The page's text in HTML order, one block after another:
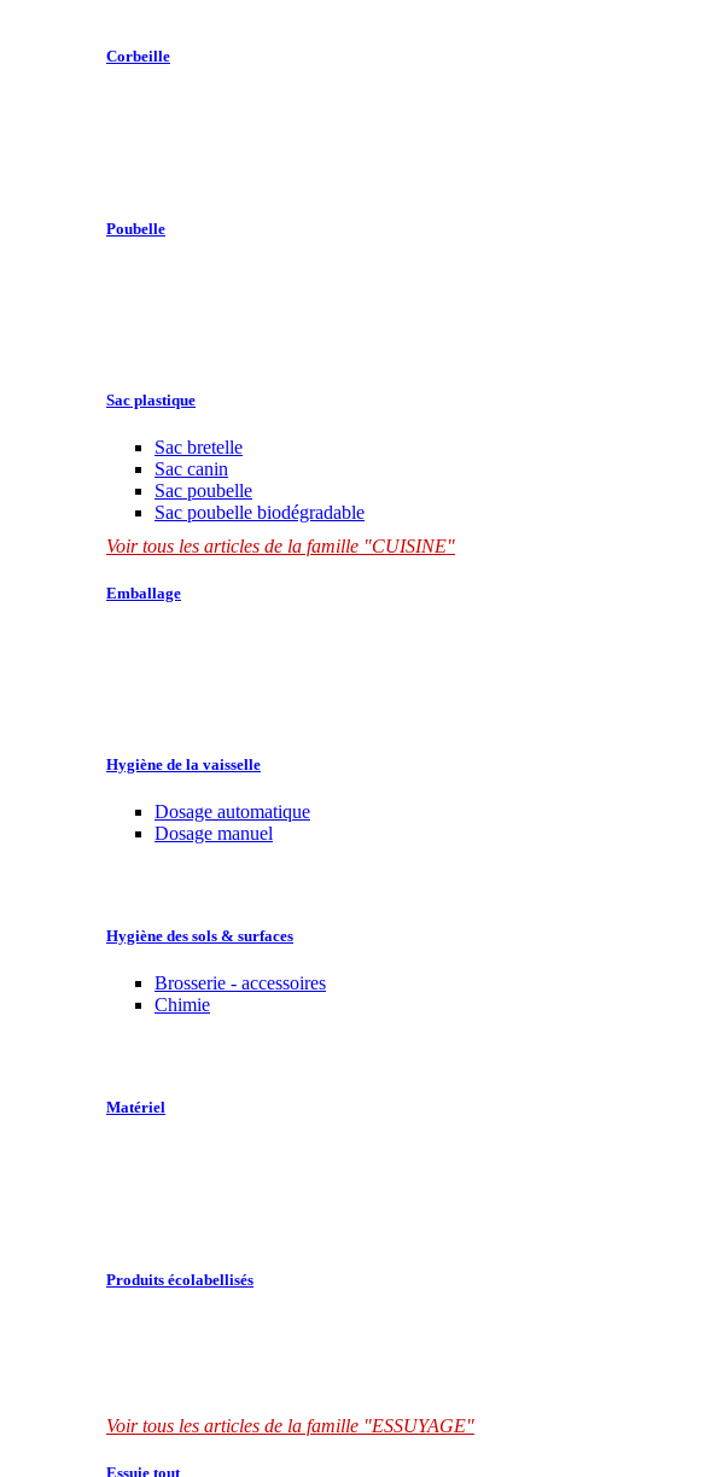
Corbeille
Poubelle
Sac plastique
Sac bretelle
Sac canin
Sac poubelle
Sac poubelle biodégradable
Voir tous les articles de la famille "CUISINE"
Emballage
Hygiène de la vaisselle
Dosage automatique
Dosage manuel
Hygiène des sols & surfaces
Brosserie - accessoires
Chimie
Matériel
Produits écolabellisés
Voir tous les articles de la famille "ESSUYAGE"
Essuie tout